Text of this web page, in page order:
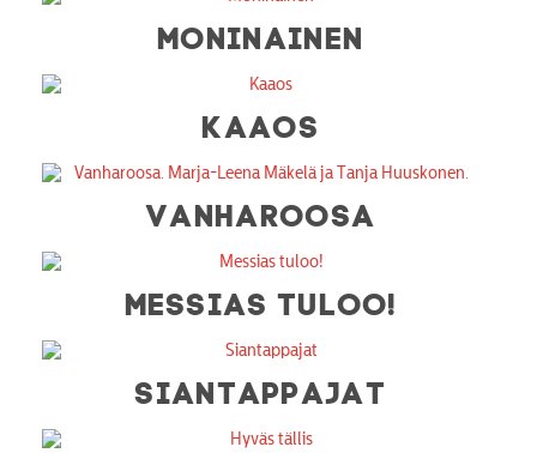
MONINAINEN
KAAOS
VANHAROOSA
MESSIAS TULOO!
SIANTAPPAJAT